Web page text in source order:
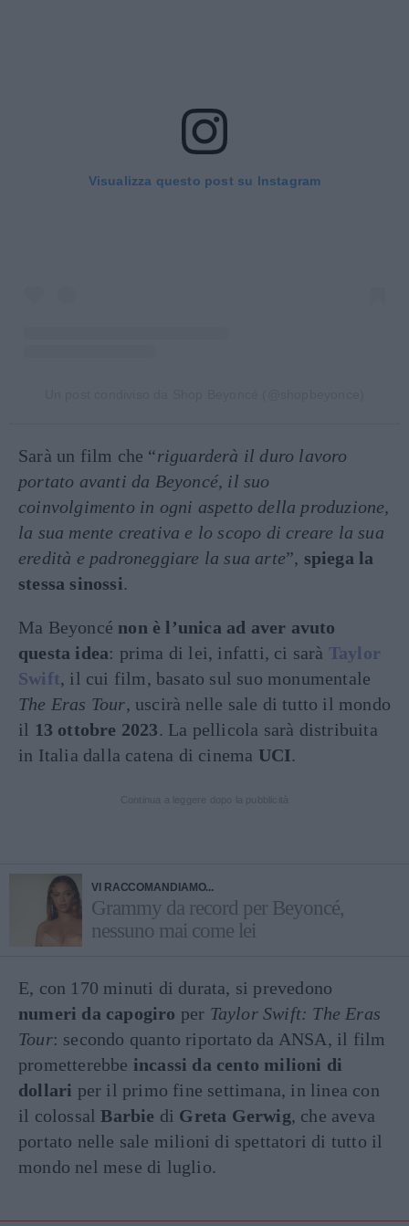
Visualizza questo post su Instagram
Sarà un film che “riguarderà il duro lavoro
portato avanti da Beyoncé, il suo
coinvolgimento in ogni aspetto della produzione,
la sua mente creativa e lo scopo di creare la sua
eredità e padroneggiare la sua arte”, spiega la
stessa sinossi.
Ma Beyoncé non è l’unica ad aver avuto
questa idea: prima di lei, infatti, ci sarà Taylor
Swift, il cui film, basato sul suo monumentale
The Eras Tour, uscirà nelle sale di tutto il mondo
il 13 ottobre 2023. La pellicola sarà distribuita
in Italia dalla catena di cinema UCI.
VI RACCOMANDIAMO...
Grammy da record per Beyoncé,
nessuno mai come lei
E, con 170 minuti di durata, si prevedono
numeri da capogiro per Taylor Swift: The Eras
Tour: secondo quanto riportato da ANSA, il film
prometterebbe incassi da cento milioni di
dollari per il primo fine settimana, in linea con
il colossalBarbie di Greta Gerwig, che aveva
portato nelle sale milioni di spettatori di tutto il
mondo nel mese di luglio.